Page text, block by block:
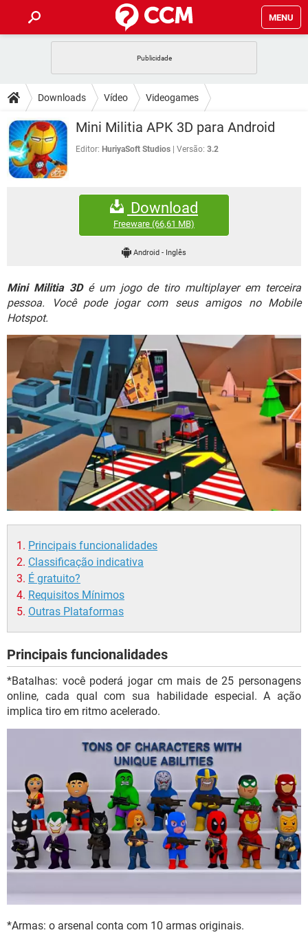
MENU
CELULAR FACEBOOK
OUTLOOK EXCEL
INSTAGRAM GMAIL
GUIA DE COMPRAS
DICAS
JOGOS WHATSAPP
CELULAR FACEBOOK
OUTLOOK
DOWNLOADS
JOGOS WHATSAPP
CELULAR
EXCEL
GMAIL
FÓRUM
FACEBOOK
EXCEL
GMAIL
WHATSAPP
INSTAGRAM GMAIL
GUIA DE COMPRAS
Downloads Vídeo Videogames
Mini Militia APK 3D para Android
Editor: HuriyaSoft Studios Versão: 3.2
Download
Freeware (66,61 MB)
Android- Inglês
Mini Militia 3Dé um jogo de tiro multiplayer em terceira
pessoa. Você pode jogar com seus amigos no Mobile
Hotspot.
Principais funcionalidades
Classificação indicativa
É gratuito?
Requisitos Mínimos
Outras Plataformas
Principais funcionalidades
*Batalhas: você poderá jogar cm mais de 25 personagens
online, cada qual com sua habilidade especial. A ação
implica tiro em ritmo acelerado.
*Armas: o arsenal conta com 10 armas originais.